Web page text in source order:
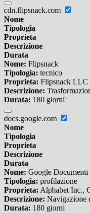
cdn.flipsnack.com
Nome
Tipologia
Proprieta
Descrizione
Durata
Nome: Flipsnack
Tipologia: tecnico
Proprieta: Flipsnack LLC
Descrizione:
Durata: 180 giorni
docs.google.com
Nome
Tipologia
Proprieta
Descrizione
Durata
Nome: Google Documenti
Tipologia: profilazione
Proprieta: Alphabet Inc.,
Descrizione: Navigazione
Durata: 180 giorni